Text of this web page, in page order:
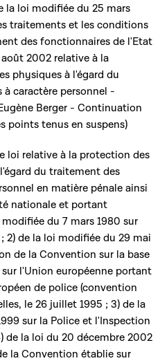
la loi modifiée du 25 mars
traitements et les conditions
des fonctionnaires de l'Etat
2002 relative à la
physiques à l'égard du
caractère personnel -
Berger - Continuation
points tenus en suspens)
loi relative à la protection des
du traitement des
en matière pénale ainsi
nationale et portant
du 7 mars 1980 sur
2) de la loi modifiée du 29 mai
de la Convention sur la base
l'Union européenne portant
de police (convention
le 26 juillet 1995 ; 3) de la
sur la Police et l'Inspection
de la loi du 20 décembre 2002
la Convention établie sur